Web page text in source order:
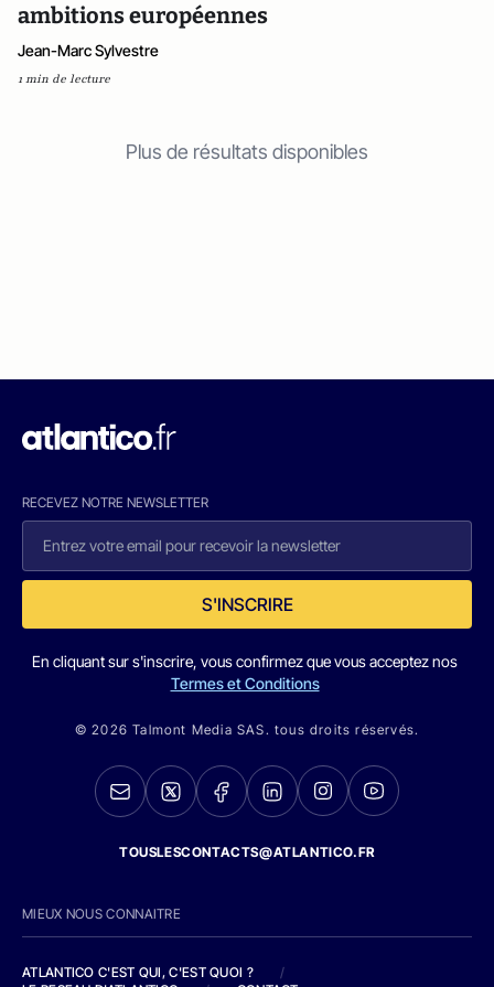
ambitions européennes
Jean-Marc Sylvestre
1 min de lecture
Plus de résultats disponibles
RECEVEZ NOTRE NEWSLETTER
S'INSCRIRE
En cliquant sur s'inscrire, vous confirmez que vous acceptez nos
Termes et Conditions
© 2026 Talmont Media SAS. tous droits réservés.
TOUSLESCONTACTS@ATLANTICO.FR
MIEUX NOUS CONNAITRE
ATLANTICO C'EST QUI, C'EST QUOI ?
/